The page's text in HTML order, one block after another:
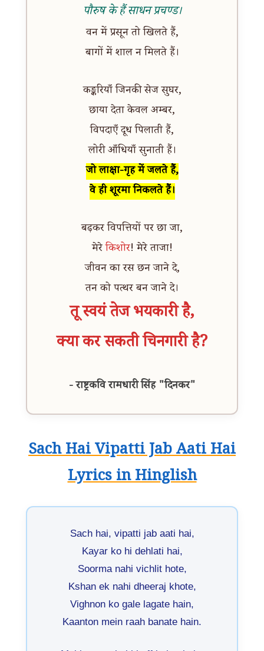
पौरुष के हैं साधन प्रचण्ड।
वन में प्रसून तो खिलते हैं,
बागों में शाल न मिलते हैं।
कङ्करियाँ जिनकी सेज सुघर,
छाया देता केवल अम्बर,
विपदाएँ दूध पिलाती हैं,
लोरी आँधियाँ सुनाती हैं।
जो लाक्षा-गृह में जलते हैं,
वे ही शूरमा निकलते हैं।
बढ़कर विपत्तियों पर छा जा,
मेरेकिशोर! मेरे ताजा!
जीवन का रस छन जाने दे,
तन को पत्थर बन जाने दे।
तू स्वयं तेज भयकारी है,
क्या कर सकती चिनगारी है?
- राष्ट्रकवि रामधारी सिंह "दिनकर"
Sach Hai Vipatti Jab Aati Hai
Lyrics in Hinglish
Sach hai, vipatti jab aati hai,
Kayar ko hi dehlati hai,
Soorma nahi vichlit hote,
Kshan ek nahi dheeraj khote,
Vighnon ko gale lagate hain,
Kaanton mein raah banate hain.